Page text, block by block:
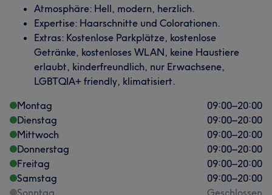
Atmosphäre: Hell, modern, herzlich.
Expertise: Haarschnitte und Colorationen.
Extras: Kostenlose Parkplätze, kostenlose
Getränke, kostenloses WLAN, keine Haustiere
erlaubt, kinderfreundlich, nur Erwachsene,
LGBTQIA+ friendly, klimatisiert.
Montag
09:00–20:00
Dienstag
09:00–20:00
Mittwoch
09:00–20:00
Donnerstag
09:00–20:00
Freitag
09:00–20:00
Samstag
09:00–20:00
Sonntag
Geschlossen